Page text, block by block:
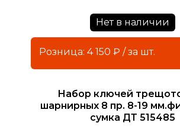
Нет в наличии
Розница: 4 150 ₽ / за шт.
Набор ключей
шарнирных 8 пр. 8-19
сумка ДТ 515485